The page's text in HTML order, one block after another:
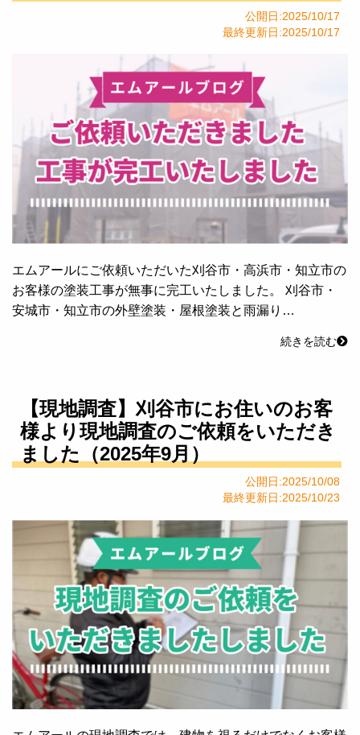
公開日:2025/10/17
最終更新日:2025/10/17
エムアールにご依頼いただいた刈谷市・高浜市・知立市の
お客様の塗装工事が無事に完工いたしました。 刈谷市・
安城市・知立市の外壁塗装・屋根塗装と雨漏り…
続きを読む
【現地調査】刈谷市にお住いのお客
様より現地調査のご依頼をいただき
ました（2025年9月）
公開日:2025/10/08
最終更新日:2025/10/23